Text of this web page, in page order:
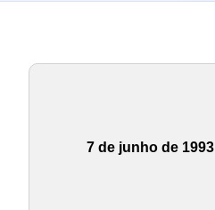
7 de junho de 1993